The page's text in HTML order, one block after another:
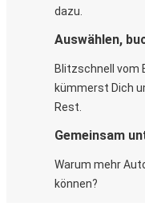
dazu.
Auswählen,
Blitzschnell vom
kümmerst Dich
Rest.
Gemeinsam
Warum mehr
können?